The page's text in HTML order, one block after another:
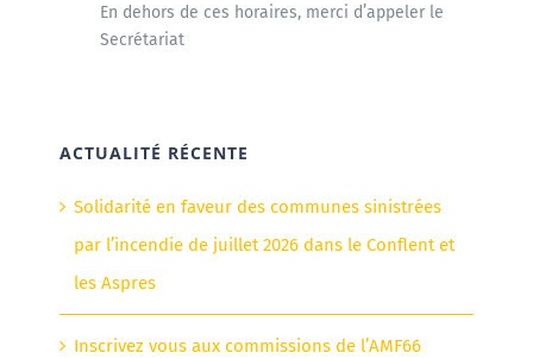
En dehors de ces horaires, merci d’appeler le
Secrétariat
ACTUALITÉ RÉCENTE
Solidarité en faveur des communes sinistrées
par l’incendie de juillet 2026 dans le Conflent et
les Aspres
Inscrivez vous aux commissions de l’AMF66